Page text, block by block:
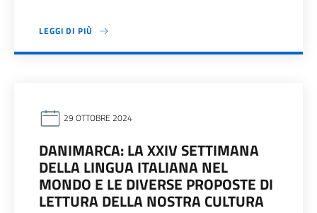
LEGGI DI PIÙ
29 OTTOBRE 2024
DANIMARCA: LA XXIV SETTIMANA
DELLA LINGUA ITALIANA NEL
MONDO E LE DIVERSE PROPOSTE DI
LETTURA DELLA NOSTRA CULTURA